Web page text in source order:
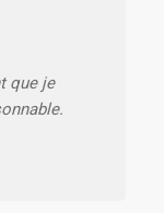
que je